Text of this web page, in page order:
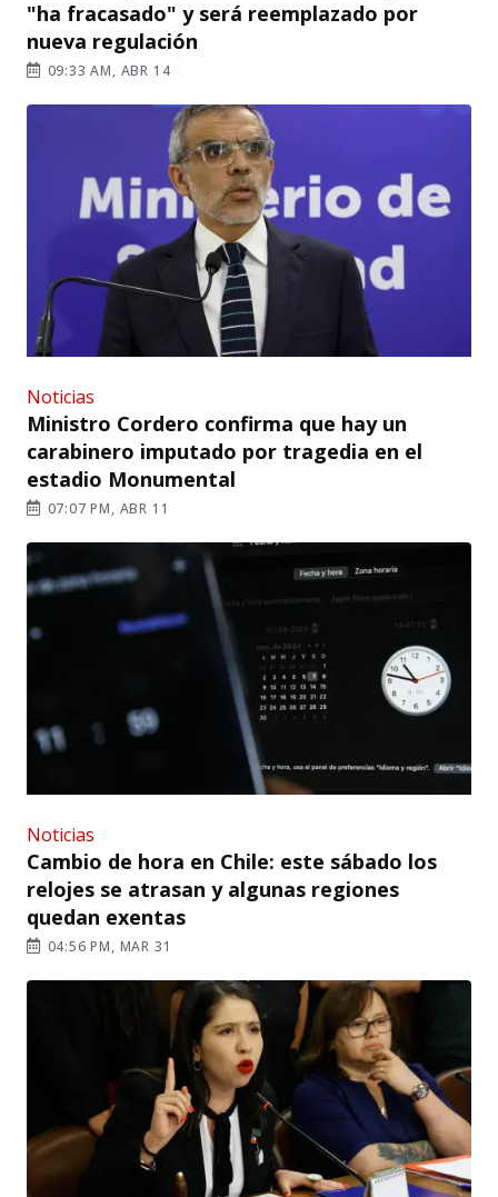
"ha fracasado" y será reemplazado por
nueva regulación
09:33 AM, ABR 14
Noticias
Ministro Cordero confirma que hay un
carabinero imputado por tragedia en el
estadio Monumental
07:07 PM, ABR 11
Noticias
Cambio de hora en Chile: este sábado los
relojes se atrasan y algunas regiones
quedan exentas
04:56 PM, MAR 31